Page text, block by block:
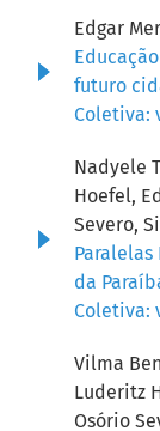
Edgar
futuro
Coletiva:
Nadyele
Hoefel,
Severo,
da
Coletiva:
Vilma
Luderitz
Osório